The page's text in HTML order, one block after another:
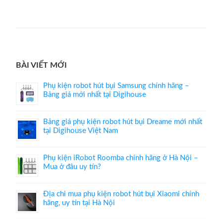
BÀI VIẾT MỚI
Phụ kiện robot hút bụi Samsung chính hãng –
Bảng giá mới nhất tại Digihouse
Bảng giá phụ kiện robot hút bụi Dreame mới nhất
tại Digihouse Việt Nam
Phụ kiện iRobot Roomba chính hãng ở Hà Nội –
Mua ở đâu uy tín?
Địa chỉ mua phụ kiện robot hút bụi Xiaomi chính
hãng, uy tín tại Hà Nội